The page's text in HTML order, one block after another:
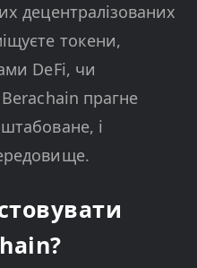
децентралізованих
токени,
DeFi, чи
прагне
і